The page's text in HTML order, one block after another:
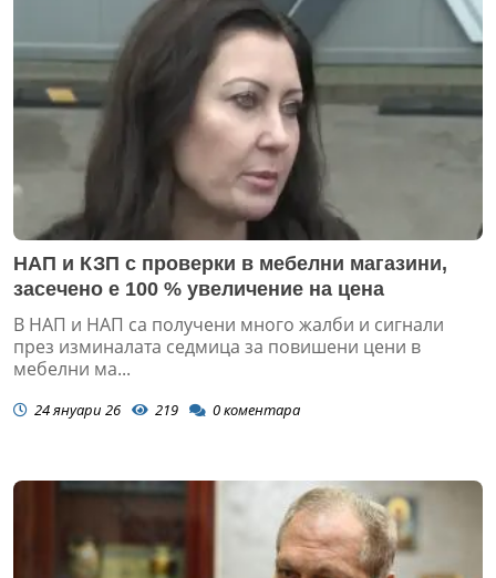
НАП и КЗП с проверки в мебелни магазини,
засечено е 100 % увеличение на цена
В НАП и НАП са получени много жалби и сигнали
през изминалата седмица за повишени цени в
мебелни ма...
24 януари 26 219 0коментара